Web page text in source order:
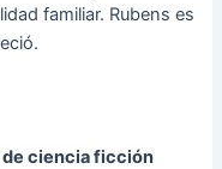
familiar. Rubens es
de ciencia ficción